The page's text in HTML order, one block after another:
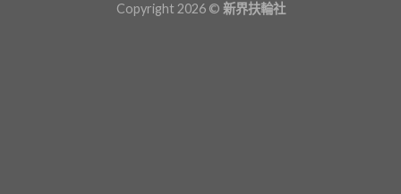
Copyright 2026 © 新界扶輪社